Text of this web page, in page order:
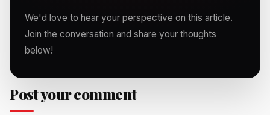
We'd love to hear your perspective on this article.
Join the conversation and share your thoughts
below!
Post your comment